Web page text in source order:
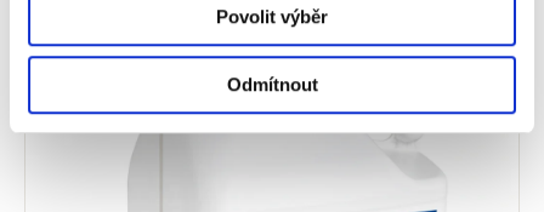
Povolit výběr
Odmítnout